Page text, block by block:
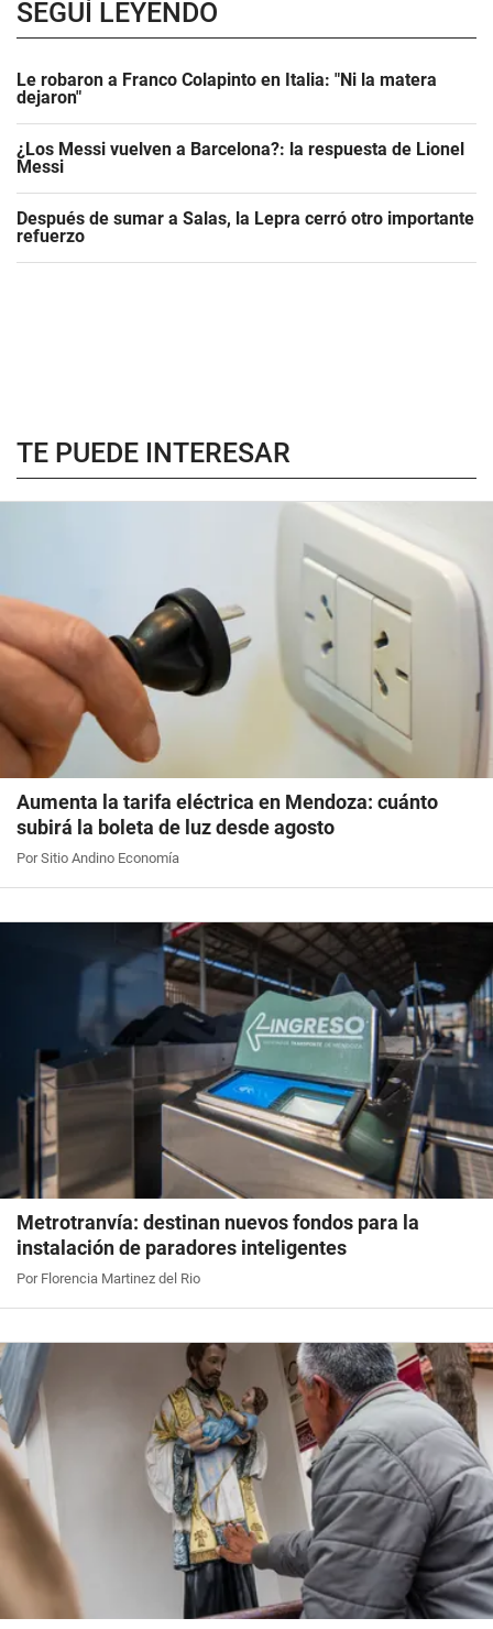
SEGUÍ LEYENDO
Le robaron a Franco Colapinto en Italia: "Ni la matera
dejaron"
¿Los Messi vuelven a Barcelona?: la respuesta de Lionel
Messi
Después de sumar a Salas, la Lepra cerró otro importante
refuerzo
TE PUEDE INTERESAR
Aumenta la tarifa eléctrica en Mendoza: cuánto
subirá la boleta de luz desde agosto
Por Sitio Andino Economía
Metrotranvía: destinan nuevos fondos para la
instalación de paradores inteligentes
Por Florencia Martinez del Rio